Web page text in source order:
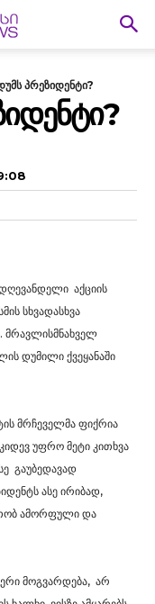
პრეზიდენტი?
აქციის
სხვადასხვა
მრავლისმნახველ
დუმილი ქვეყანაში
მრჩეველმა ფიქრია
კიდევ უფრო მეტი კითხვა
გაუბედავად
ასე ირიბად,
ამორფული და
მოგვარდება, არ